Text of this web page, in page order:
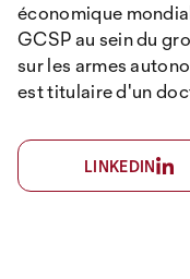
économique
GCSP au sein du
sur les armes
est titulaire d'un
LINKEDIN